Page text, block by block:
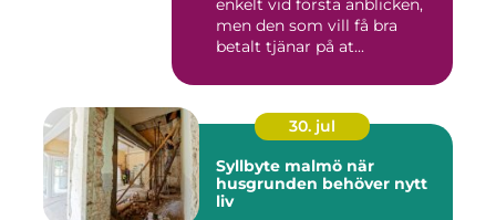
enkelt vid första anblicken,
men den som vill få bra
betalt tjänar på at...
30. jul
Syllbyte malmö när
husgrunden behöver nytt
liv